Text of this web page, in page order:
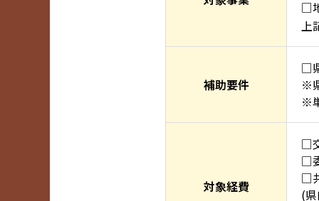
□
上
補助要件
□
※
※
対象経費
□
□
□
(